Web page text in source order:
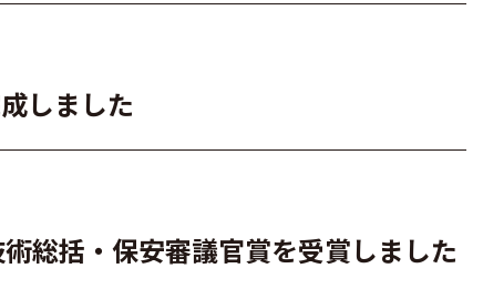
しました
総括・保安審議官賞を受賞しました